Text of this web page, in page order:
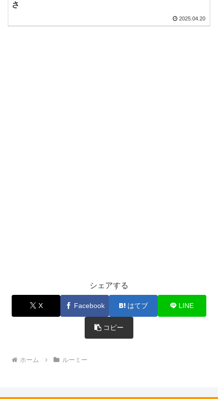
さ
2025.04.20
シェアする
X Facebook はてブ LINE
コピー
ホーム ルーミー